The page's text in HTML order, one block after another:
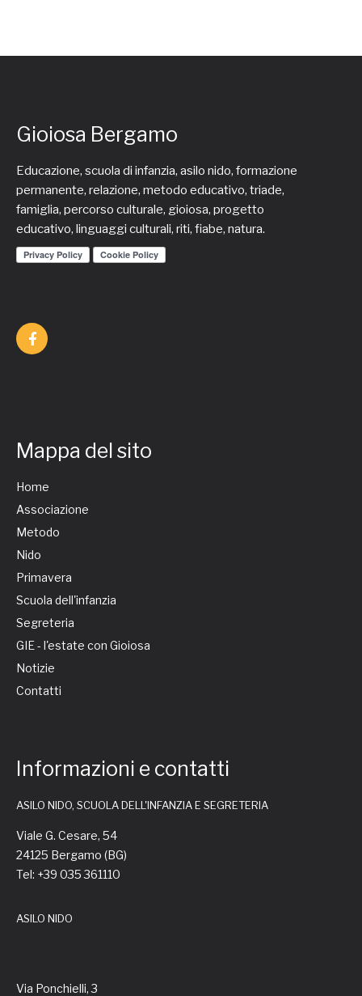
Gioiosa Bergamo
Educazione, scuola di infanzia, asilo nido, formazione
permanente, relazione, metodo educativo, triade,
famiglia, percorso culturale, gioiosa, progetto
educativo, linguaggi culturali, riti, fiabe, natura.
Mappa del sito
Home
Associazione
Metodo
Nido
Primavera
Scuola dell'infanzia
Segreteria
GIE - l'estate con Gioiosa
Notizie
Contatti
Informazioni e contatti
ASILO NIDO, SCUOLA DELL'INFANZIA E SEGRETERIA
Viale G. Cesare, 54
24125 Bergamo (BG)
Tel: +39 035 361110
ASILO NIDO
Via Ponchielli, 3